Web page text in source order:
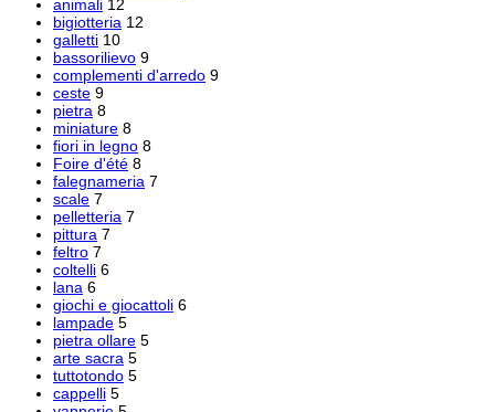
animali 12
bigiotteria 12
galletti 10
bassorilievo 9
complementi d'arredo 9
ceste 9
pietra 8
miniature 8
fiori in legno 8
Foire d'été 8
falegnameria 7
scale 7
pelletteria 7
pittura 7
feltro 7
coltelli 6
lana 6
giochi e giocattoli 6
lampade 5
pietra ollare 5
arte sacra 5
tuttotondo 5
cappelli 5